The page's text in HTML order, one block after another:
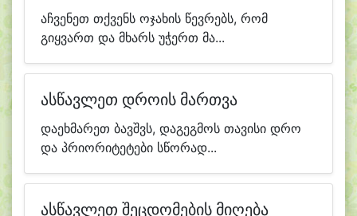
აჩვენეთ თქვენს ოჯახის წევრებს, რომ
გიყვართ და მხარს უჭერთ მა...
ასწავლეთ დროის მართვა
დაეხმარეთ ბავშვს, დაგეგმოს თავისი დრო
და პრიორიტეტები სწორად...
ასწავლეთ შეცდომების მიღება